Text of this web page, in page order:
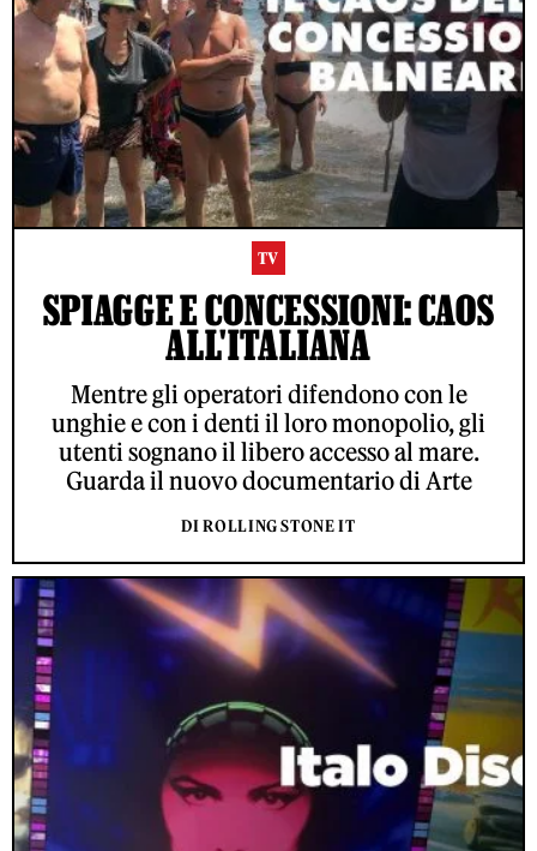
TV
SPIAGGE E CONCESSIONI: CAOS
ALL'ITALIANA
Mentre gli operatori difendono con le
unghie e con i denti il loro monopolio, gli
utenti sognano il libero accesso al mare.
Guarda il nuovo documentario di Arte
DI ROLLING STONE IT